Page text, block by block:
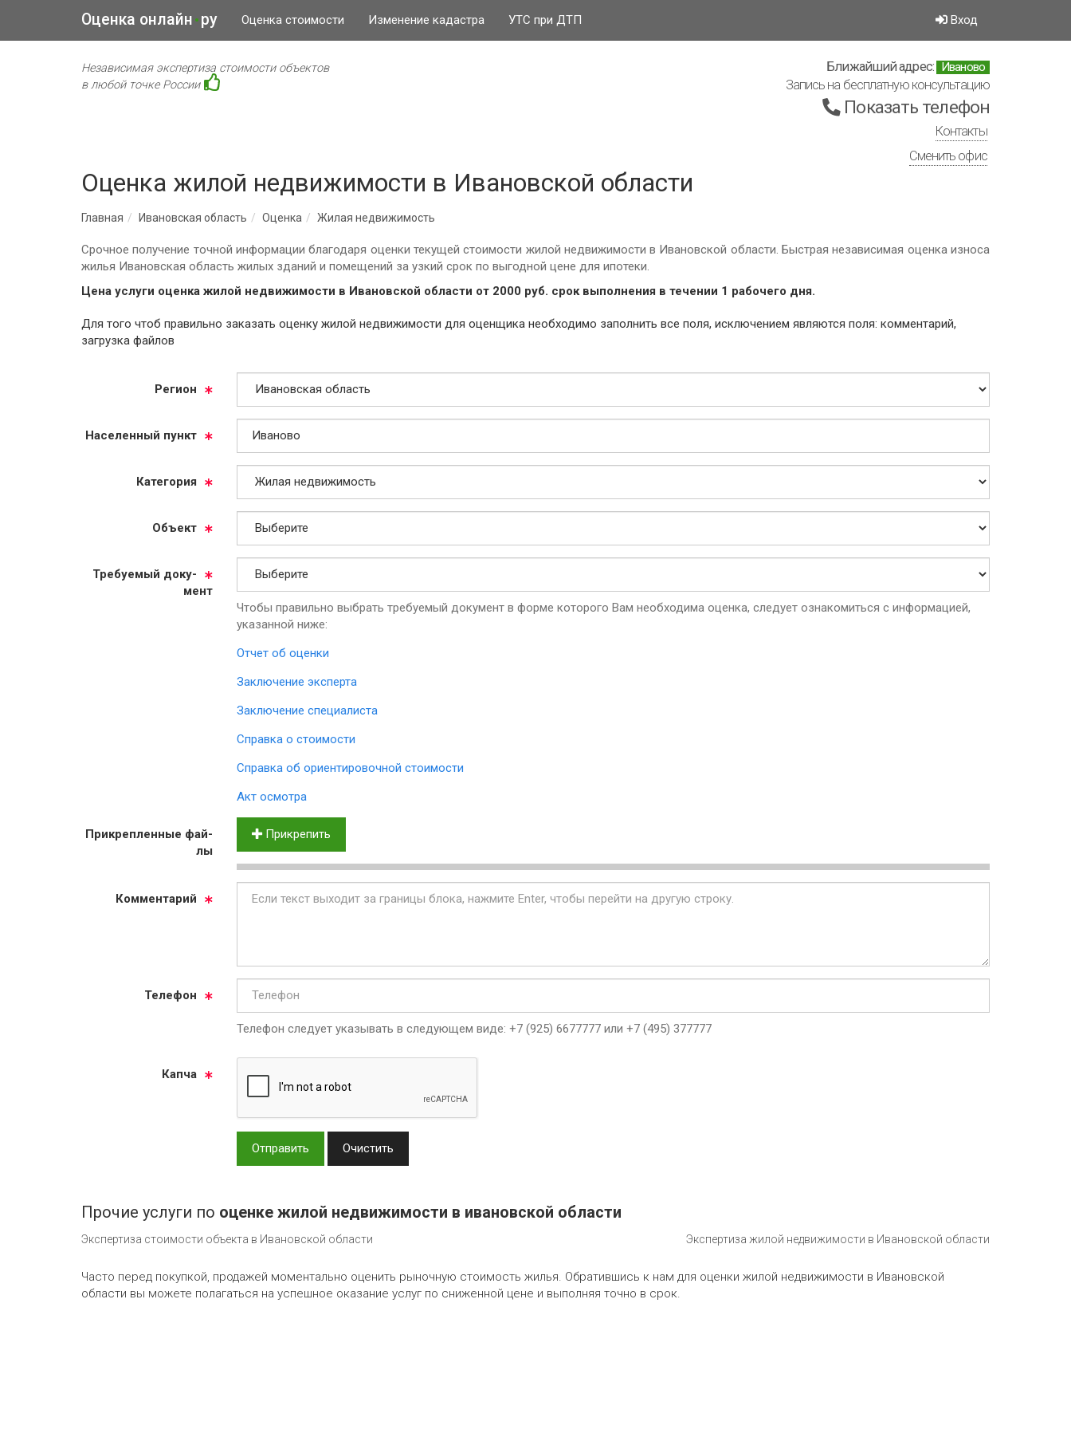
Оценка онлайн • ру Оценка стоимости Изменение кадастра УТС при ДТП Вход
Независимая экспертиза стоимости объектов
в любой точке России
Ближайший адрес: Иваново
Запись на бесплатную консультацию
Показать телефон
Контакты
Сменить офис
Оценка жилой недвижимости в Ивановской области
Главная Ивановская область Оценка Жилая недвижимость
Срочное получение точной информации благодаря оценки текущей стоимости жилой недвижимости в Ивановской области. Быстрая независимая оценка износа
жилья Ивановская область жилых зданий и помещений за узкий срок по выгодной цене для ипотеки.
Цена услуги оценка жилой недвижимости в Ивановской области от 2000 руб. cрок выполнения в течении 1 рабочего дня.
Для того чтоб правильно заказать оценку жилой недвижимости для оценщика необходимо заполнить все поля, исключением являются поля: комментарий,
загрузка файлов
Ре­ги­он
На­се­лен­ный пункт
Ка­те­го­рия
Объ­ект
Тре­бу­емый до­ку­
мент
Чтобы правильно выбрать требуемый документ в форме которого Вам необходима оценка, следует ознакомиться с информацией,
указанной ниже:
Отчет об оценки
Заключение эксперта
Заключение специалиста
Справка о стоимости
Справка об ориентировочной стоимости
Акт осмотра
Прик­реп­лен­ные фай­
лы
Прикрепить
Ком­мен­та­рий
Те­ле­фон
Телефон следует указывать в следующем виде: +7 (925) 6677777 или +7 (495) 377777
Кап­ча
Отправить Очистить
Прочие услуги по оценке жилой недвижимости в ивановской области
Экспертиза стоимости объекта в Ивановской области Экспертиза жилой недвижимости в Ивановской области
Часто перед покупкой, продажей моментально оценить рыночную стоимость жилья. Обратившись к нам для оценки жилой недвижимости в Ивановской
области вы можете полагаться на успешное оказание услуг по сниженной цене и выполняя точно в срок.